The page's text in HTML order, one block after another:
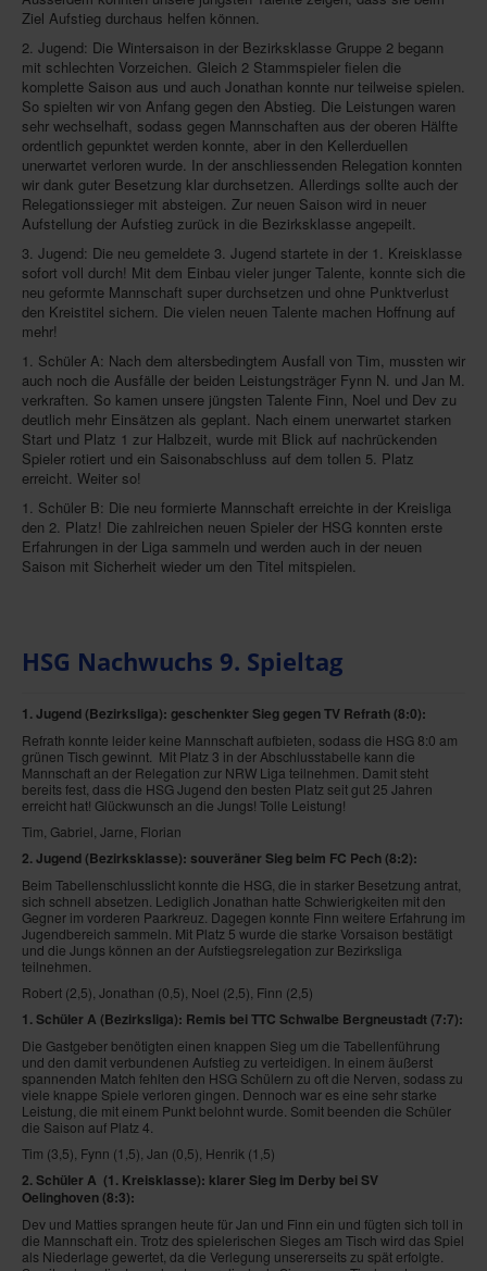
Ziel Aufstieg durchaus helfen können.
2. Jugend: Die Wintersaison in der Bezirksklasse Gruppe 2 begann
mit schlechten Vorzeichen. Gleich 2 Stammspieler fielen die
komplette Saison aus und auch Jonathan konnte nur teilweise spielen.
So spielten wir von Anfang gegen den Abstieg. Die Leistungen waren
sehr wechselhaft, sodass gegen Mannschaften aus der oberen Hälfte
ordentlich gepunktet werden konnte, aber in den Kellerduellen
unerwartet verloren wurde. In der anschliessenden Relegation konnten
wir dank guter Besetzung klar durchsetzen. Allerdings sollte auch der
Relegationssieger mit absteigen. Zur neuen Saison wird in neuer
Aufstellung der Aufstieg zurück in die Bezirksklasse angepeilt.
3. Jugend: Die neu gemeldete 3. Jugend startete in der 1. Kreisklasse
sofort voll durch! Mit dem Einbau vieler junger Talente, konnte sich die
neu geformte Mannschaft super durchsetzen und ohne Punktverlust
den Kreistitel sichern. Die vielen neuen Talente machen Hoffnung auf
mehr!
1. Schüler A: Nach dem altersbedingtem Ausfall von Tim, mussten wir
auch noch die Ausfälle der beiden Leistungsträger Fynn N. und Jan M.
verkraften. So kamen unsere jüngsten Talente Finn, Noel und Dev zu
deutlich mehr Einsätzen als geplant. Nach einem unerwartet starken
Start und Platz 1 zur Halbzeit, wurde mit Blick auf nachrückenden
Spieler rotiert und ein Saisonabschluss auf dem tollen 5. Platz
erreicht. Weiter so!
1. Schüler B: Die neu formierte Mannschaft erreichte in der Kreisliga
den 2. Platz! Die zahlreichen neuen Spieler der HSG konnten erste
Erfahrungen in der Liga sammeln und werden auch in der neuen
Saison mit Sicherheit wieder um den Titel mitspielen.
HSG Nachwuchs 9. Spieltag
1. Jugend (Bezirksliga): geschenkter Sieg gegen TV Refrath(8:0):
Refrath konnte leider keine Mannschaft aufbieten, sodass die HSG 8:0 am
grünen Tisch gewinnt. Mit Platz 3 in der Abschlusstabelle kann die
Mannschaft an der Relegation zur NRW Liga teilnehmen. Damit steht
bereits fest, dass die HSG Jugend den besten Platz seit gut 25 Jahren
erreicht hat! Glückwunsch an die Jungs! Tolle Leistung!
Tim, Gabriel, Jarne, Florian
2. Jugend (Bezirksklasse): souveräner Sieg beim FC Pech(8:2):
Beim Tabellenschlusslicht konnte die HSG, die in starker Besetzung antrat,
sich schnell absetzen. Lediglich Jonathan hatte Schwierigkeiten mit den
Gegner im vorderen Paarkreuz. Dagegen konnte Finn weitere Erfahrung im
Jugendbereich sammeln. Mit Platz 5 wurde die starke Vorsaison bestätigt
und die Jungs können an der Aufstiegsrelegation zur Bezirksliga
teilnehmen.
Robert (2,5), Jonathan (0,5), Noel (2,5), Finn (2,5)
1. Schüler A (Bezirksliga): Remis bei TTC Schwalbe Bergneustadt(7:7):
Die Gastgeber benötigten einen knappen Sieg um die Tabellenführung
und den damit verbundenen Aufstieg zu verteidigen. In einem äußerst
spannenden Match fehlten den HSG Schülern zu oft die Nerven, sodass zu
viele knappe Spiele verloren gingen. Dennoch war es eine sehr starke
Leistung, die mit einem Punkt belohnt wurde. Somit beenden die Schüler
die Saison auf Platz 4.
Tim (3,5), Fynn (1,5), Jan (0,5), Henrik (1,5)
2. Schüler A (1. Kreisklasse): klarer Sieg im Derby bei SV
Oelinghoven(8:3):
Dev und Matties sprangen heute für Jan und Finn ein und fügten sich toll in
die Mannschaft ein. Trotz des spielerischen Sieges am Tisch wird das Spiel
als Niederlage gewertet, da die Verlegung unsererseits zu spät erfolgte.